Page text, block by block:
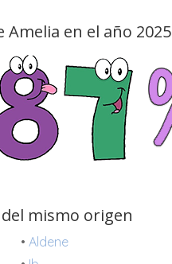
en el año 2025
mismo origen
•Aldene